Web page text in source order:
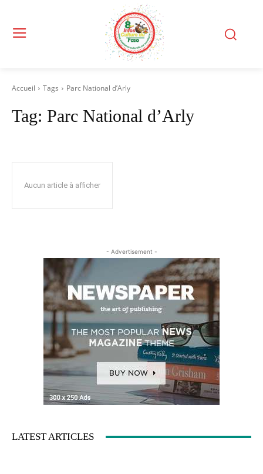
Accueil Tags Parc National d’Arly
Tag: Parc National d’Arly
Aucun article à afficher
- Advertisement -
LATEST ARTICLES